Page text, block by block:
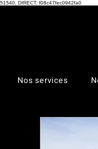
DIRECT, f08c47fec0942fa0
Nos services